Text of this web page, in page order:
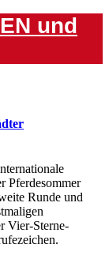
und
Pferdesommer
Runde und
Vier-Sterne-